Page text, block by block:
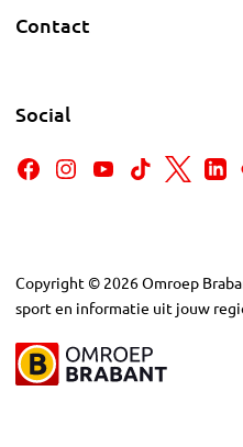
Contact
Social
Copyright © 2026Omroep
sport en informatie uit jouw